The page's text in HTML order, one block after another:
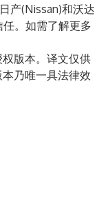
产(Nissan)和沃达
。如需了解更多
版本。译文仅供
乃唯一具法律效